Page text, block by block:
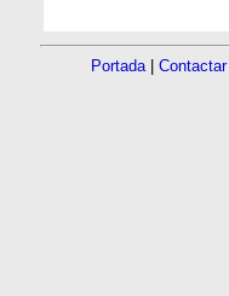
Portada | Contactar